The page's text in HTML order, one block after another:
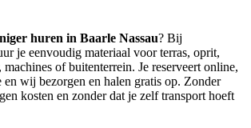
huren in Baarle Nassau? Bij
je eenvoudig materiaal voor terras, oprit,
of buitenterrein. Je reserveert online,
en wij bezorgen en halen gratis op. Zonder
kosten en zonder dat je zelf transport hoeft